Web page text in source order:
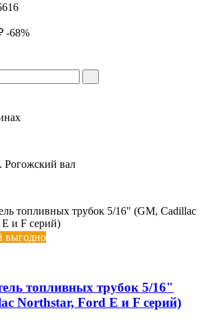
-68%
Рогожский вал
выгодно
топливных трубок 5/16"
Northstar, Ford E и F серий)